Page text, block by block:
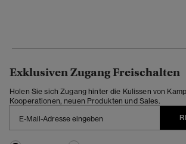
Exklusiven Zugang Freischalten
Holen Sie sich Zugang hinter die Kulissen von
Kooperationen, neuen Produkten und Sales.